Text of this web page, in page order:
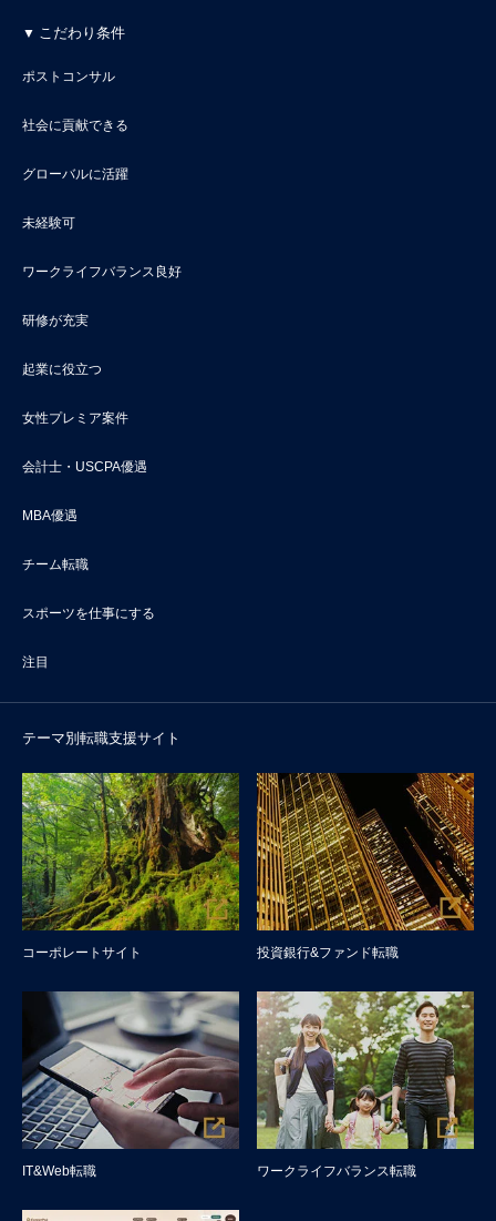
こだわり条件
ポストコンサル
社会に貢献できる
グローバルに活躍
未経験可
ワークライフバランス良好
研修が充実
起業に役立つ
女性プレミア案件
会計士・USCPA優遇
MBA優遇
チーム転職
スポーツを仕事にする
注目
テーマ別転職支援サイト
コーポレートサイト 投資銀行&ファンド転職
IT&Web転職 ワークライフバランス転職